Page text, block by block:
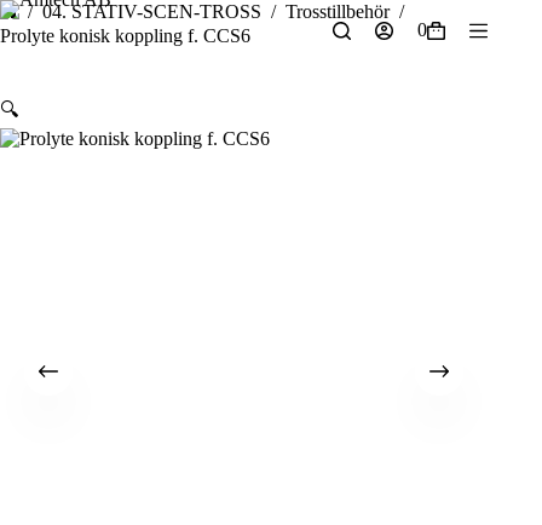
Hoppa
till
innehåll
Varukorg
0
Hem
/ 04. STATIV-SCEN-TROSS / Trosstillbehör /
Prolyte konisk koppling f. CCS6
🔍